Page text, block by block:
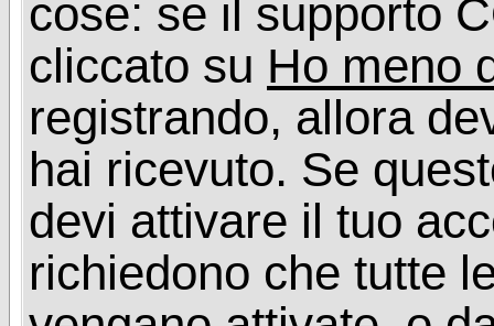
cose: se il supporto
cliccato su Ho meno
registrando, allora
hai ricevuto. Se
devi attivare il tuo
richiedono che tutte